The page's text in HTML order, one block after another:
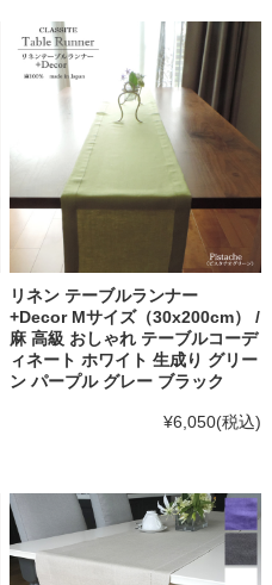
リネン テーブルランナー
+Decor Mサイズ（30x200cm） /
麻 高級 おしゃれ テーブルコーデ
ィネート ホワイト 生成り グリー
ン パープル グレー ブラック
¥6,050(税込)